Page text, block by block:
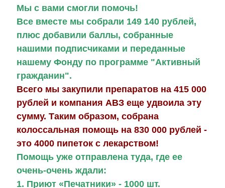
Мы с вами смогли помочь!
Все вместе мы собрали 149 140 рублей,
плюс добавили баллы, собранные
нашими подписчиками и переданные
нашему Фонду по программе "Активный
гражданин".
Всего мы закупили препаратов на 415 000
рублей и компания АВЗ еще удвоила эту
сумму. Таким образом, собрана
колоссальная помощь на 830 000 рублей -
это 4000 пипеток с лекарством!
Помощь уже отправлена туда, где ее
очень-очень ждали:
1. Приют «Печатники» - 1000 шт.